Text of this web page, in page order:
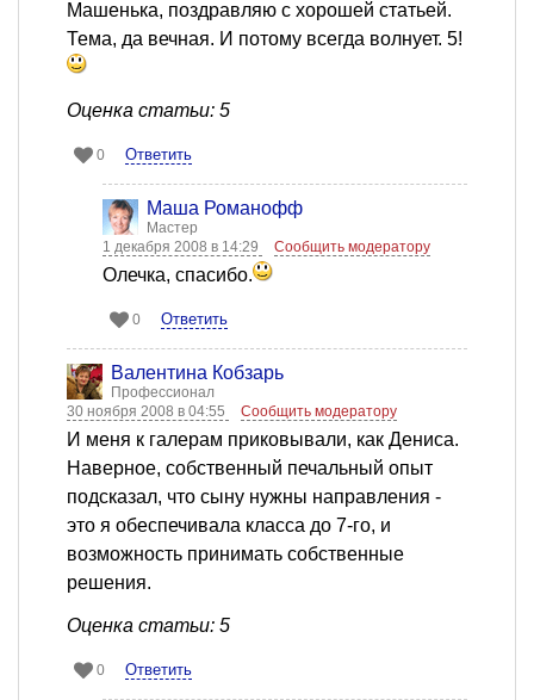
Машенька, поздравляю с хорошей статьей.
Тема, да вечная. И потому всегда волнует. 5!
Оценка статьи: 5
0 Ответить
Mаша Романофф
Мастер
1 декабря 2008 в 14:29
Сообщить модератору
Олечка, спасибо.
0 Ответить
Валентина Кобзарь
Профессионал
30 ноября 2008 в 04:55
Сообщить модератору
И меня к галерам приковывали, как Дениса.
Наверное, собственный печальный опыт
подсказал, что сыну нужны направления -
это я обеспечивала класса до 7-го, и
возможность принимать собственные
решения.
Оценка статьи: 5
0 Ответить